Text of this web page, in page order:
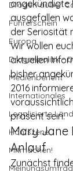
Drogen außer
Führerschein
Europa
Drogenpolitik -
Medienbericht
Internationales
Legalisierte
Hanfszene
Mitmachen!
angekündigte
ausgefallen
der Seriosität
Wir wollen
aktuellen
bisher
2016
präsent sein.
Mary Jane
Anlauf
Zunächst